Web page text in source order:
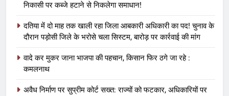
निकासी पर कब्जे हटाने से निकलेगा समाधान!
दतिया में दो माह तक खाली रहा जिला आबकारी अधिकारी का पद! चुनाव के
दौरान पड़ोसी जिले के भरोसे चला सिस्टम, बारोड़ पर कार्रवाई की मांग
वादे कर मुकर जाना भाजपा की पहचान, किसान फिर ठगे जा रहे :
कमलनाथ
अवैध निर्माण पर सुप्रीम कोर्ट सख्त: राज्यों को फटकार, अधिकारियों पर